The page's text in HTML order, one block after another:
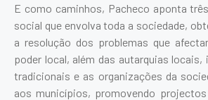
E como caminhos, Pacheco aponta
social que envolva toda a sociedade,
a resolução dos problemas que
poder local, além das autarquias locais,
tradicionais e as organizações da
aos municípios, promovendo